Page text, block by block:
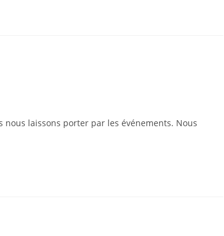
laissons porter par les événements. Nous